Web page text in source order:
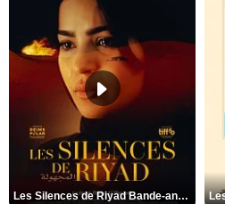
Les Silences de Riyad Bande-annonce VO STFR